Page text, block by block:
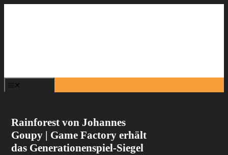
Rainforest von Johannes
Goupy | Game Factory erhält
das Generationenspiel-Siegel